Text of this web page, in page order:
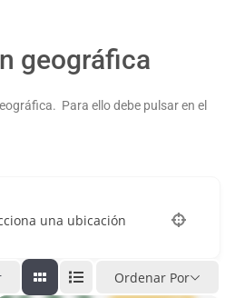
geográfica
Para ello debe pulsar en el
una ubicación
Ordenar Por